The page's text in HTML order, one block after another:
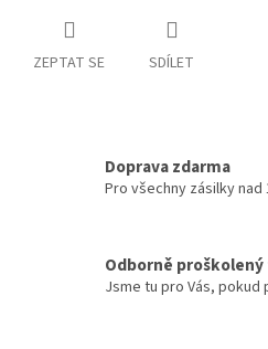
ZEPTAT SE SDÍLET
Doprava zdarma
Pro všechny zásilky nad
Odborně
Jsme tu pro Vás,